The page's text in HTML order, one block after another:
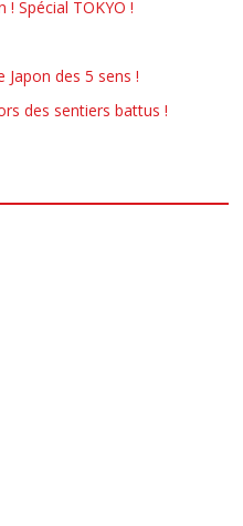
! Spécial TOKYO !
Japon des 5 sens !
des sentiers battus !